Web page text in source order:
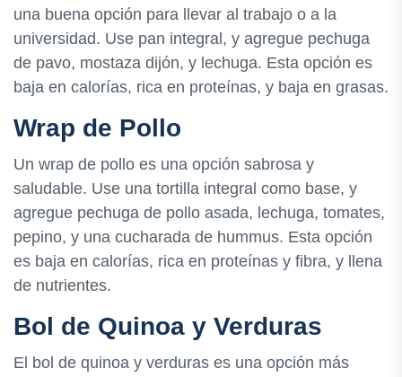
una buena opción para llevar al trabajo o a la
universidad. Use pan integral, y agregue pechuga
de pavo, mostaza dijón, y lechuga. Esta opción es
baja en calorías, rica en proteínas, y baja en grasas.
Wrap de Pollo
Un wrap de pollo es una opción sabrosa y
saludable. Use una tortilla integral como base, y
agregue pechuga de pollo asada, lechuga, tomates,
pepino, y una cucharada de hummus. Esta opción
es baja en calorías, rica en proteínas y fibra, y llena
de nutrientes.
Bol de Quinoa y Verduras
El bol de quinoa y verduras es una opción más